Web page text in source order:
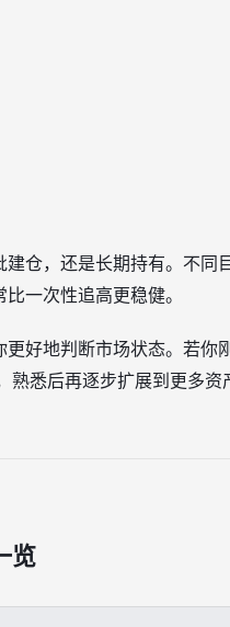
仓，还是长期持有。不同
一次性追高更稳健。
好地判断市场状态。若你
悉后再逐步扩展到更多资
览